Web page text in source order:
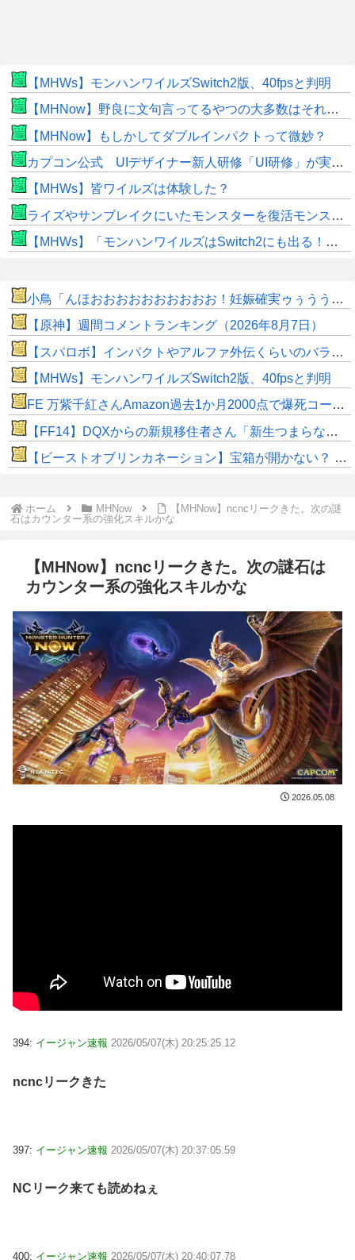
【MHWs】モンハンワイルズSwitch2版、40fpsと判明
【MHNow】野良に文句言ってるやつの大多数はそれしてないだけの雑魚だから聞く耳持つだけムダよ
【MHNow】もしかしてダブルインパクトって微妙？
カプコン公式 UIデザイナー新人研修「UI研修」が実装まで進みました！
【MHWs】皆ワイルズは体験した？
ライズやサンブレイクにいたモンスターを復活モンスターと呼ぶのはやめよう
【MHWs】「モンハンワイルズはSwitch2にも出る！」👈こいつにかけたい言葉ｗｗｗｗｗｗｗｗｗ
小鳥「んほおおおおおおおおおお！妊娠確実ゥぅううううううゥ！！」
【原神】週間コメントランキング（2026年8月7日）
【スパロボ】インパクトやアルファ外伝くらいのバランス求む！！ → インパクトも最終的にはコアブースターで雑魚は一撃で倒せてたけどね
【MHWs】モンハンワイルズSwitch2版、40fpsと判明
FE 万紫千紅さんAmazon過去1か月2000点で爆死コースｗｗｗ
【FF14】DQXからの新規移住者さん「新生つまらないって聞いてたけど普通に面白くてワロタｗｗ」
【ビーストオブリンカネーション】宝箱が開かない？ パスワードやマップ仕様に不満
ホーム MHNow
【MHNow】ncncリークきた。次の謎
石はカウンター系の強化スキルかな
【MHNow】ncncリークきた。次の謎石は
カウンター系の強化スキルかな
2026.05.08
394: イージャン速報 2026/05/07(木) 20:25:25.12
ncncリークきた
397: イージャン速報 2026/05/07(木) 20:37:05.59
NCリーク来ても読めねぇ
400: イージャン速報 2026/05/07(木) 20:40:07.78